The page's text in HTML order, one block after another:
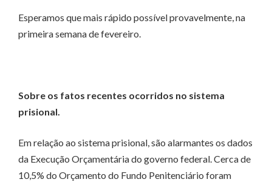
Esperamos que mais rápido possível provavelmente, na
primeira semana de fevereiro.
Sobre os fatos recentes ocorridos no sistema
prisional.
Em relação ao sistema prisional, são alarmantes os dados
da Execução Orçamentária do governo federal. Cerca de
10,5% do Orçamento do Fundo Penitenciário foram